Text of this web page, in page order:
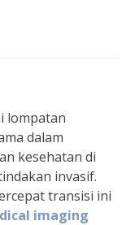
lompatan
dalam
kesehatan di
invasif.
transisi ini
imaging